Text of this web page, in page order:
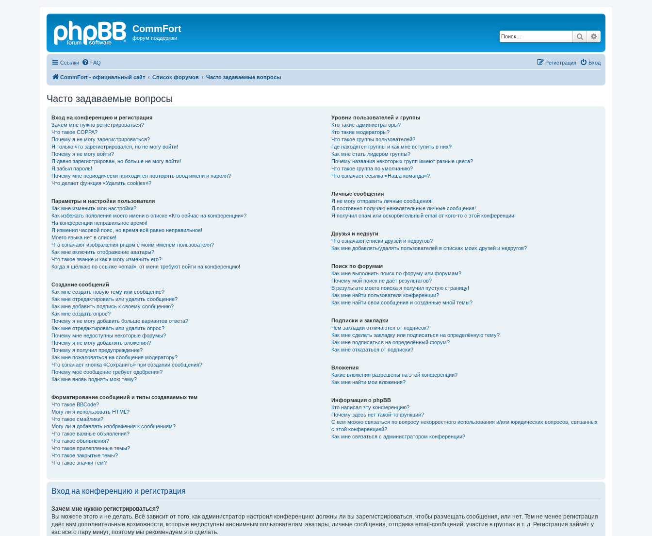
CommFort
форум поддержки Поиск
Ссылки FAQ Вход
Регистрация
CommFort - официальный сайт Список форумов Часто задаваемые вопросы
Часто задаваемые вопросы
Вход на конференцию и регистрация
Зачем мне нужно регистрироваться?
Что такое COPPA?
Почему я не могу зарегистрироваться?
Я только что зарегистрировался, но не могу войти!
Почему я не могу войти?
Я давно зарегистрирован, но больше не могу войти!
Я забыл пароль!
Почему мне периодически приходится повторять ввод имени и пароля?
Что делает функция «Удалить cookies»?
Параметры и настройки пользователя
Как мне изменить мои настройки?
Как избежать появления моего имени в списке «Кто сейчас на конференции»?
На конференции неправильное время!
Я изменил часовой пояс, но время всё равно неправильное!
Моего языка нет в списке!
Что означают изображения рядом с моим именем пользователя?
Как мне включить отображение аватары?
Что такое звание и как я могу изменить его?
Когда я щёлкаю по ссылке «email», от меня требуют войти на конференцию!
Создание сообщений
Как мне создать новую тему или сообщение?
Как мне отредактировать или удалить сообщение?
Как мне добавить подпись к своему сообщению?
Как мне создать опрос?
Почему я не могу добавить больше вариантов ответа?
Как мне отредактировать или удалить опрос?
Почему мне недоступны некоторые форумы?
Почему я не могу добавлять вложения?
Почему я получил предупреждение?
Как мне пожаловаться на сообщения модератору?
Что означает кнопка «Сохранить» при создании сообщения?
Почему моё сообщение требует одобрения?
Как мне вновь поднять мою тему?
Форматирование сообщений и типы создаваемых тем
Что такое BBCode?
Могу ли я использовать HTML?
Что такое смайлики?
Могу ли я добавлять изображения к сообщениям?
Что такое важные объявления?
Что такое объявления?
Что такое прилепленные темы?
Что такое закрытые темы?
Что такое значки тем?
Уровни пользователей и группы
Кто такие администраторы?
Кто такие модераторы?
Что такое группы пользователей?
Где находятся группы и как мне вступить в них?
Как мне стать лидером группы?
Почему названия некоторых групп имеют разные цвета?
Что такое группа по умолчанию?
Что означает ссылка «Наша команда»?
Личные сообщения
Я не могу отправить личные сообщения!
Я постоянно получаю нежелательные личные сообщения!
Я получил спам или оскорбительный email от кого-то с этой конференции!
Друзья и недруги
Что означают списки друзей и недругов?
Как мне добавлять/удалять пользователей в списках моих друзей и недругов?
Поиск по форумам
Как мне выполнить поиск по форуму или форумам?
Почему мой поиск не даёт результатов?
В результате моего поиска я получил пустую страницу!
Как мне найти пользователя конференции?
Как мне найти свои сообщения и созданные мной темы?
Подписки и закладки
Чем закладки отличаются от подписок?
Как мне сделать закладку или подписаться на определённую тему?
Как мне подписаться на определённый форум?
Как мне отказаться от подписки?
Вложения
Какие вложения разрешены на этой конференции?
Как мне найти мои вложения?
Информация о phpBB
Кто написал эту конференцию?
Почему здесь нет такой-то функции?
С кем можно связаться по вопросу некорректного использования и/или юридических вопросов, связанных
с этой конференцией?
Как мне связаться с администратором конференции?
Вход на конференцию и регистрация
Зачем мне нужно регистрироваться?
Вы можете этого и не делать. Всё зависит от того, как администратор настроил конференцию: должны ли вы зарегистрироваться, чтобы размещать сообщения, или нет. Тем не менее регистрация
даёт вам дополнительные возможности, которые недоступны анонимным пользователям: аватары, личные сообщения, отправка email-сообщений, участие в группах и т. д. Регистрация займёт у
вас всего пару минут, поэтому мы рекомендуем это сделать.